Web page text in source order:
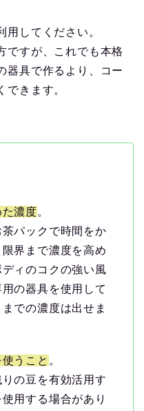
用してください。
ですが、これでも本格
器具で作るより、コー
できます。
濃度。
パックで時間をか
界まで濃度を高め
ィのコクの強い風
の器具を使用して
での濃度は出せま
うこと 。
の豆を有効活用す
用する場合があり